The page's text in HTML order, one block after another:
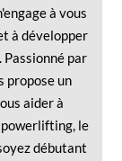
à vous
à développer
par
propose un
aider à
le
débutant